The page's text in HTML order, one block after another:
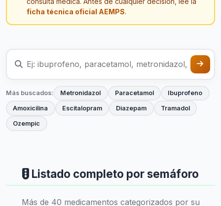
ficha técnica oficial AEMPS.
Más buscados: Metronidazol Paracetamol Ibuprofeno
Amoxicilina Escitalopram Diazepam Tramadol
Ozempic
Listado completo por semáforo
Más de 40 medicamentos categorizados por su